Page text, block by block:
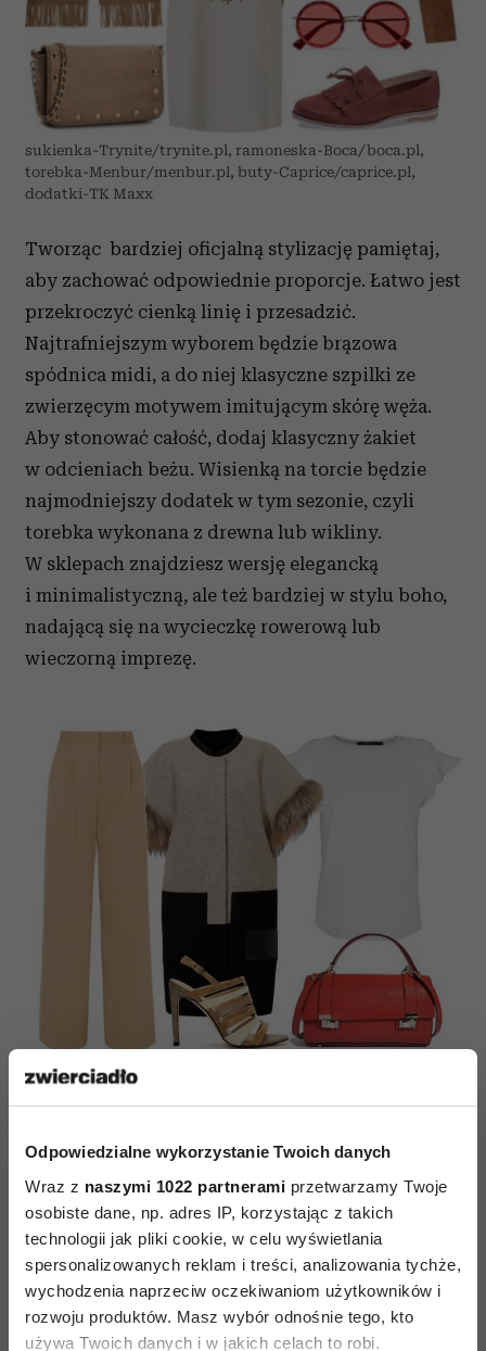
Odpowiedzialne wykorzystanie Twoich danych
Wraz z naszymi 1022 partnerami przetwarzamy Twoje
osobiste dane, np. adres IP, korzystając z takich
technologii jak pliki cookie, w celu wyświetlania
spersonalizowanych reklam i treści, analizowania tychże,
wychodzenia naprzeciw oczekiwaniom użytkowników i
rozwoju produktów. Masz wybór odnośnie tego, kto
używa Twoich danych i w jakich celach to robi.
sukienka-Trynite/trynite.pl, ramoneska-Boca/boca.pl,
torebka-Menbur/menbur.pl, buty-Caprice/caprice.pl,
dodatki-TK Maxx
Tworząc bardziej oficjalną stylizację pamiętaj,
aby zachować odpowiednie proporcje. Łatwo jest
przekroczyć cienką linię i przesadzić.
Najtrafniejszym wyborem będzie brązowa
spódnica midi, a do niej klasyczne szpilki ze
zwierzęcym motywem imitującym skórę węża.
Aby stonować całość, dodaj klasyczny żakiet
w odcieniach beżu. Wisienką na torcie będzie
najmodniejszy dodatek w tym sezonie, czyli
torebka wykonana z drewna lub wikliny.
W sklepach znajdziesz wersję elegancką
i minimalistyczną, ale też bardziej w stylu boho,
nadającą się na wycieczkę rowerową lub
wieczorną imprezę.
płaszcz-Trynite/trynite.pl, bluzka-More Moi/moremoi.pl,